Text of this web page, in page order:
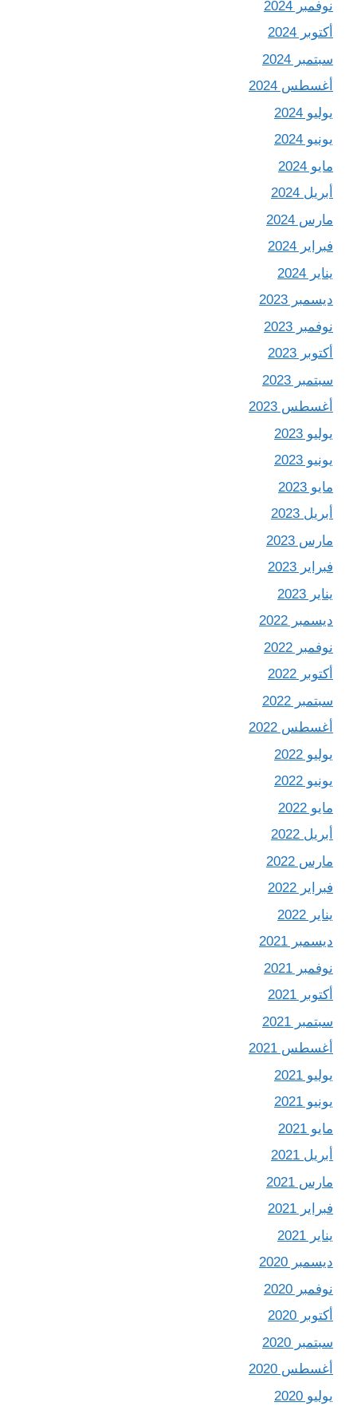
نوفمبر 2024
أكتوبر 2024
سبتمبر 2024
أغسطس 2024
يوليو 2024
يونيو 2024
مايو 2024
أبريل 2024
مارس 2024
فبراير 2024
يناير 2024
ديسمبر 2023
نوفمبر 2023
أكتوبر 2023
سبتمبر 2023
أغسطس 2023
يوليو 2023
يونيو 2023
مايو 2023
أبريل 2023
مارس 2023
فبراير 2023
يناير 2023
ديسمبر 2022
نوفمبر 2022
أكتوبر 2022
سبتمبر 2022
أغسطس 2022
يوليو 2022
يونيو 2022
مايو 2022
أبريل 2022
مارس 2022
فبراير 2022
يناير 2022
ديسمبر 2021
نوفمبر 2021
أكتوبر 2021
سبتمبر 2021
أغسطس 2021
يوليو 2021
يونيو 2021
مايو 2021
أبريل 2021
مارس 2021
فبراير 2021
يناير 2021
ديسمبر 2020
نوفمبر 2020
أكتوبر 2020
سبتمبر 2020
أغسطس 2020
يوليو 2020